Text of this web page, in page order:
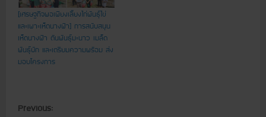
[เศรษฐกิจพอเพียงเลี้ยงไก่พันธุ์ไข่
และเพาะเห็ดนางฟ้า] การสนับสนุน
เห็ดนางฟ้า ต้นพันธุ์มะนาว เมล็ด
พันธุ์ผัก และเตรียมความพร้อม ส่ง
มอบโครงการ
C
Previous: